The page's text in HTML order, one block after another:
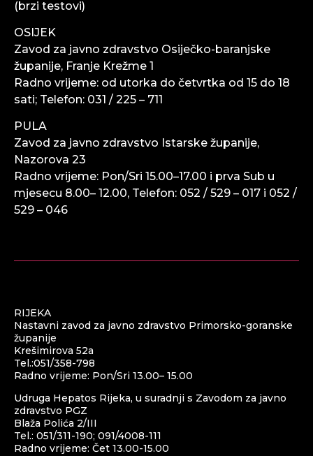
(brzi testovi)
OSIJEK
Zavod za javno zdravstvo Osiječko-baranjske
županije, Franje Krežme 1
Radno vrijeme: od utorka do četvrtka od 15 do 18
sati; Telefon: 031 / 225 – 711
PULA
Zavod za javno zdravstvo Istarske županije,
Nazorova 23
Radno vrijeme: Pon/Sri 15.00–17.00 i prva Sub u
mjesecu 8.00– 12.00, Telefon: 052 / 529 – 017 i 052 /
529 – 046
RIJEKA
Nastavni zavod za javno zdravstvo Primorsko-goranske
županije
Krešimirova 52a
Tel.:051/358-798
Radno vrijeme: Pon/Sri 13.00– 15.00
Udruga Hepatos Rijeka, u suradnji s Zavodom za javno
zdravstvo PGZ
Blaža Polića 2/III
Tel.: 051/311-190; 091/4008-111
Radno vrijeme: Čet 13.00-15.00